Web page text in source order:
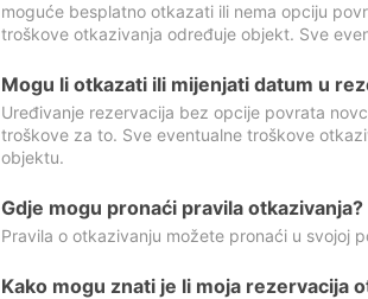
moguće besplatno otkazati ili nema opciju
troškove otkazivanja određuje objekt. Sve
Mogu li otkazati ili mijenjati datum u
Uređivanje rezervacija bez opcije povrata
troškove za to. Sve eventualne troškove
objektu.
Gdje mogu pronaći pravila otkazivanja?
Pravila o otkazivanju možete pronaći u svojoj
Kako mogu znati je li moja rezervacija